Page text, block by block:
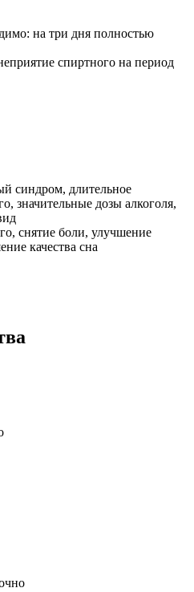
на три дня полностью
спиртного на период
синдром, длительное
значительные дозы алкоголя,
снятие боли, улучшение
качества сна